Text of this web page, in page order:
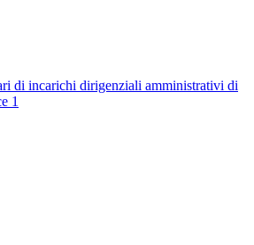
di incarichi dirigenziali amministrativi di
1